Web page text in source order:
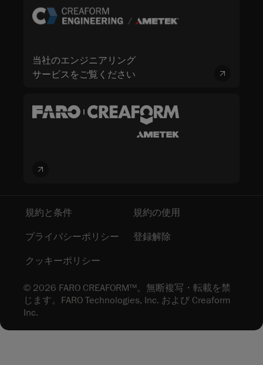
当社のエンジニアリング
サービスをご覧ください
© 2026 FARO CREAFORM™。無断複写・転載を禁
じます。FARO Technologies, Inc. および Creaform
Inc.
規約と条件 規約の使用
プライバシーポリシー 登録解除
クッキーポリシー